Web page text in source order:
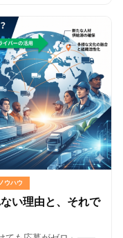
ウハウ
い理由と、それで